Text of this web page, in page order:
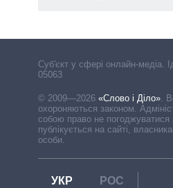
Cуб'єкт у сфері онлайн-медіа.
05063
© 2009—2026 «Слово і Діло»
охороняються законом.
собою право не погоджуватися
публікується на сайті,
особи.
УКР РОС